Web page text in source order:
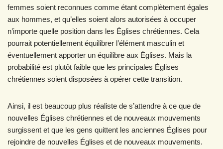
femmes soient reconnues comme étant complètement égales
aux hommes, et qu’elles soient alors autorisées à occuper
n’importe quelle position dans les Églises chrétiennes. Cela
pourrait potentiellement équilibrer l’élément masculin et
éventuellement apporter un équilibre aux Églises. Mais la
probabilité est plutôt faible que les principales Églises
chrétiennes soient disposées à opérer cette transition.
Ainsi, il est beaucoup plus réaliste de s’attendre à ce que de
nouvelles Églises chrétiennes et de nouveaux mouvements
surgissent et que les gens quittent les anciennes Églises pour
rejoindre de nouvelles Églises et de nouveaux mouvements.